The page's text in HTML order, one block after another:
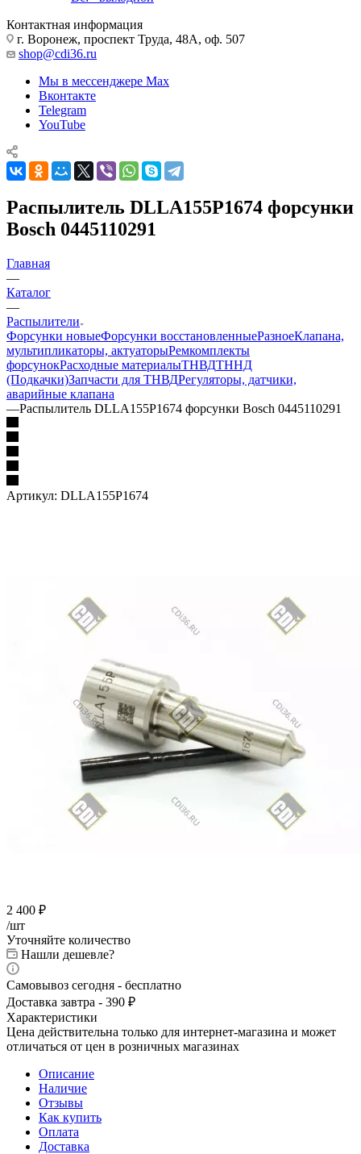
Контактная информация
г. Воронеж, проспект Труда, 48А, оф. 507
shop@cdi36.ru
Мы в мессенджере Max
Вконтакте
Telegram
YouTube
Распылитель DLLA155P1674 форсунки
Bosch 0445110291
Главная
—
Каталог
—
Распылители
Форсунки новыеФорсунки восстановленныеРазноеКлапана,
мультипликаторы, актуаторыРемкомплекты
форсунокРасходные материалыТНВДТННД
(Подкачки)Запчасти для ТНВДРегуляторы, датчики,
аварийные клапана
—Распылитель DLLA155P1674 форсунки Bosch 0445110291
Артикул: DLLA155P1674
2 400 ₽
/шт
Уточняйте количество
Нашли дешевле?
Самовывоз сегодня - бесплатно
Доставка завтра - 390 ₽
Характеристики
Цена действительна только для интернет-магазина и может
отличаться от цен в розничных магазинах
Описание
Наличие
Отзывы
Как купить
Оплата
Доставка